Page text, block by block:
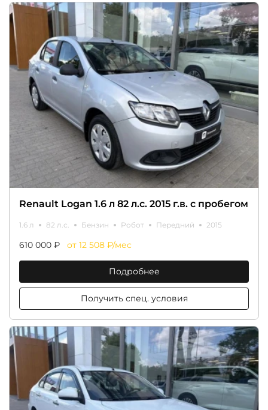
Renault Logan 1.6 л 82 л.с. 2015 г.в. с пробегом
1.6 л 82 л.с. Бензин Робот Передний 2015
610 000 ₽ от 12 508 ₽/мес
Подробнее
Получить спец. условия